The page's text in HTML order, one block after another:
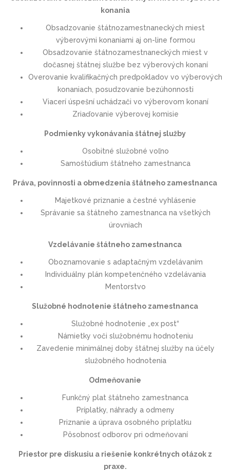
konania
Obsadzovanie štátnozamestnaneckých miest
výberovými konaniami aj on-line formou
Obsadzovanie štátnozamestnaneckých miest v
dočasnej štátnej službe bez výberových konaní
Overovanie kvalifikačných predpokladov vo výberových
konaniach, posudzovanie bezúhonnosti
Viacerí úspešní uchádzači vo výberovom konaní
Zriaďovanie výberovej komisie
Podmienky vykonávania štátnej služby
Osobitné služobné voľno
Samoštúdium štátneho zamestnanca
Práva, povinnosti a obmedzenia štátneho zamestnanca
Majetkové priznanie a čestné vyhlásenie
Správanie sa štátneho zamestnanca na všetkých
úrovniach
Vzdelávanie štátneho zamestnanca
Oboznamovanie s adaptačným vzdelávaním
Individuálny plán kompetenčného vzdelávania
Mentorstvo
Služobné hodnotenie štátneho zamestnanca
Služobné hodnotenie „ex post“
Námietky voči služobnému hodnoteniu
Zavedenie minimálnej doby štátnej služby na účely
služobného hodnotenia
Odmeňovanie
Funkčný plat štátneho zamestnanca
Príplatky, náhrady a odmeny
Priznanie a úprava osobného príplatku
Pôsobnosť odborov pri odmeňovaní
Priestor pre diskusiu a riešenie konkrétnych otázok z
praxe.